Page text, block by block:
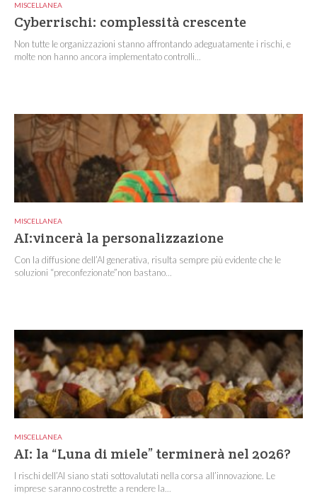
MISCELLANEA
Cyberrischi: complessità crescente
Non tutte le organizzazioni stanno affrontando adeguatamente i rischi, e
molte non hanno ancora implementato controlli...
MISCELLANEA
AI:vincerà la personalizzazione
Con la diffusione dell’AI generativa, risulta sempre più evidente che le
soluzioni “preconfezionate”non bastano...
MISCELLANEA
AI: la “Luna di miele” terminerà nel 2026?
I rischi dell’AI siano stati sottovalutati nella corsa all’innovazione. Le
imprese saranno costrette a rendere la...